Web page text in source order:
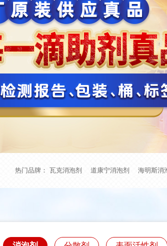
热门品牌： 瓦克消泡剂 道康宁消泡剂 海明斯消